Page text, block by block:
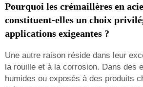
Pourquoi les crémaillères en
constituent-elles un choix
applications exigeantes ?
Une autre raison réside dans leur
la rouille et à la corrosion. Dans des
humides ou exposés à des produits